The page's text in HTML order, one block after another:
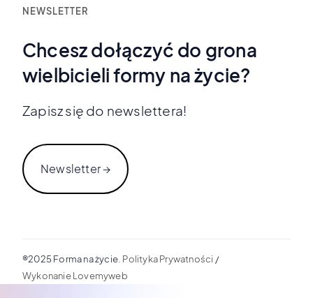
NEWSLETTER
Chcesz dołączyć do grona
wielbicieli formy na życie?
Zapisz się do newslettera!
Newsletter →
®2025 Forma na życie. Polityka Prywatności /
Wykonanie Lovemyweb